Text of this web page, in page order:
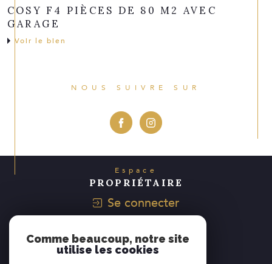
COSY F4 PIÈCES DE 80 M2 AVEC
GARAGE
Voir le bien
NOUS SUIVRE SUR
Espace
PROPRIÉTAIRE
Se connecter
CLIENTS
Comme beaucoup, notre site
utilise les cookies